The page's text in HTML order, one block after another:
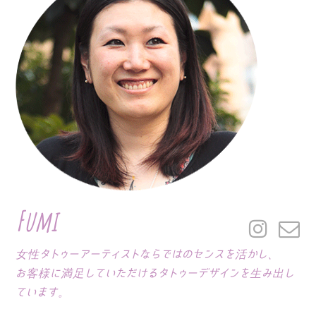
Fumi
女性タトゥーアーティストならではのセンスを活かし、
お客様に満足していただけるタトゥーデザインを生み出し
ています。